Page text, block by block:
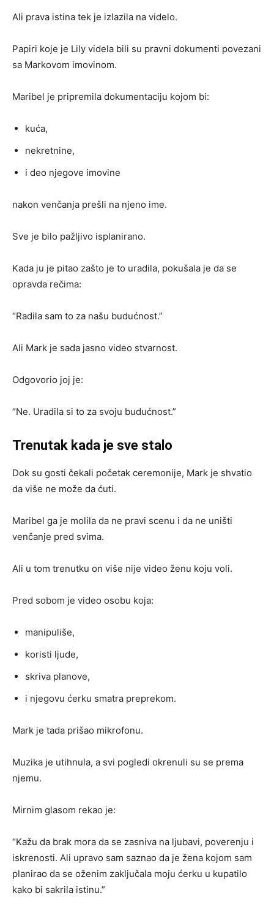
Ali prava istina tek je izlazila na videlo.
Papiri koje je Lily videla bili su pravni dokumenti povezani
sa Markovom imovinom.
Maribel je pripremila dokumentaciju kojom bi:
kuća,
nekretnine,
i deo njegove imovine
nakon venčanja prešli na njeno ime.
Sve je bilo pažljivo isplanirano.
Kada ju je pitao zašto je to uradila, pokušala je da se
opravda rečima:
“Radila sam to za našu budućnost.”
Ali Mark je sada jasno video stvarnost.
Odgovorio joj je:
“Ne. Uradila si to za svoju budućnost.”
Trenutak kada je sve stalo
Dok su gosti čekali početak ceremonije, Mark je shvatio
da više ne može da ćuti.
Maribel ga je molila da ne pravi scenu i da ne uništi
venčanje pred svima.
Ali u tom trenutku on više nije video ženu koju voli.
Pred sobom je video osobu koja:
manipuliše,
koristi ljude,
skriva planove,
i njegovu ćerku smatra preprekom.
Mark je tada prišao mikrofonu.
Muzika je utihnula, a svi pogledi okrenuli su se prema
njemu.
Mirnim glasom rekao je:
“Kažu da brak mora da se zasniva na ljubavi, poverenju i
iskrenosti. Ali upravo sam saznao da je žena kojom sam
planirao da se oženim zaključala moju ćerku u kupatilo
kako bi sakrila istinu.”